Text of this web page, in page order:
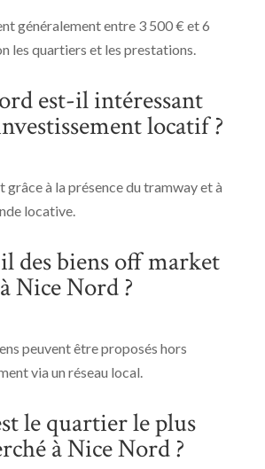
généralement entre 3 500 € et 6
les quartiers et les prestations.
est-il intéressant
locatif ?
grâce à la présence du tramway et à
locative.
des biens off market
à Nice Nord ?
peuvent être proposés hors
via un réseau local.
le quartier le plus
à Nice Nord ?